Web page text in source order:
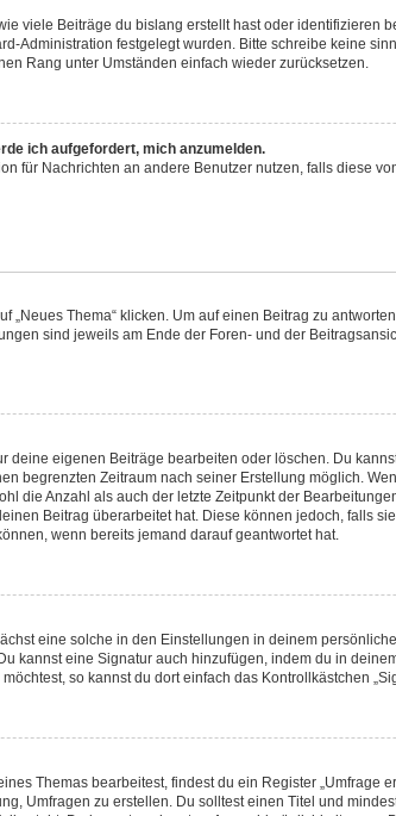
viele Beiträge du bislang erstellt hast oder identifizieren
Administration festgelegt wurden. Bitte schreibe keine
Rang unter Umständen einfach wieder zurücksetzen.
ich aufgefordert, mich anzumelden.
für Nachrichten an andere Benutzer nutzen, falls diese
„Neues Thema“ klicken. Um auf einen Beitrag zu
sind jeweils am Ende der Foren- und der
deine eigenen Beiträge bearbeiten oder löschen. Du
begrenzten Zeitraum nach seiner Erstellung möglich.
die Anzahl als auch der letzte Zeitpunkt der
Beitrag überarbeitet hat. Diese können jedoch, falls
wenn bereits jemand darauf geantwortet hat.
eine solche in den Einstellungen in deinem
kannst eine Signatur auch hinzufügen, indem du in
so kannst du dort einfach das Kontrollkästchen
Themas bearbeitest, findest du ein Register
Umfragen zu erstellen. Du solltest einen Titel und